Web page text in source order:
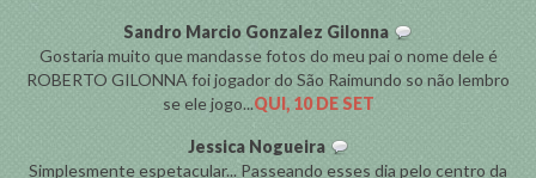
Sandro Marcio Gonzalez Gilonna
Gostaria muito que mandasse fotos do meu pai o nome dele é
ROBERTO GILONNA foi jogador do São Raimundo so não lembro
se ele jogo...QUI, 10 DE SET
Jessica Nogueira
Simplesmente espetacular... Passeando esses dia pelo centro da